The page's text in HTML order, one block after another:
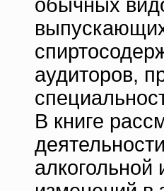
обычных
аудиторов,
В книге